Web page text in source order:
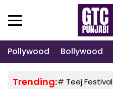
Pollywood Bollywood
Trending:# Teej Festival